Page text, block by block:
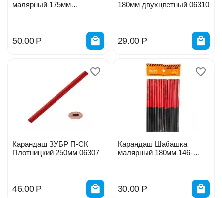
малярный 175мм
50.00 Р
180мм двухцветный 06310
29.00 Р
Карандаш ЗУБР П-СК
Плотницкий 250мм 06307
46.00 Р
Карандаш Шабашка
малярный 180мм 146-
30.00 Р